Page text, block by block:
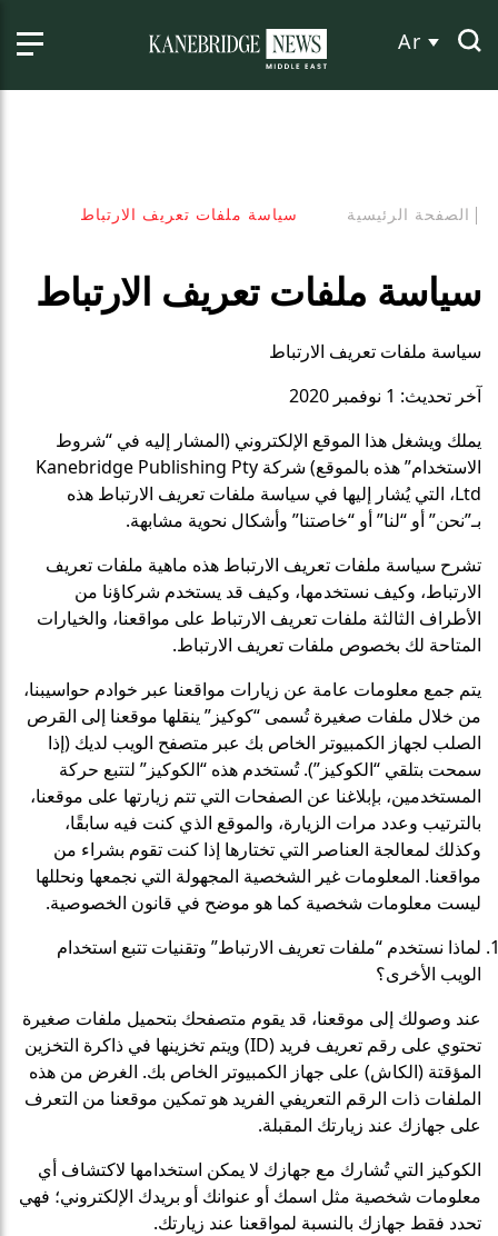
Ar
الصفحة الرئيسية سياسة ملفات تعريف الارتباط
سياسة ملفات تعريف الارتباط
سياسة ملفات تعريف الارتباط
آخر تحديث: 1 نوفمبر 2020
يملك ويشغل هذا الموقع الإلكتروني (المشار إليه في “شروط
الاستخدام” هذه بالموقع) شركة Kanebridge Publishing Pty
Ltd، التي يُشار إليها في سياسة ملفات تعريف الارتباط هذه
بـ”نحن” أو “لنا” أو “خاصتنا” وأشكال نحوية مشابهة.
تشرح سياسة ملفات تعريف الارتباط هذه ماهية ملفات تعريف
الارتباط، وكيف نستخدمها، وكيف قد يستخدم شركاؤنا من
الأطراف الثالثة ملفات تعريف الارتباط على مواقعنا، والخيارات
المتاحة لك بخصوص ملفات تعريف الارتباط.
يتم جمع معلومات عامة عن زيارات مواقعنا عبر خوادم حواسيبنا،
من خلال ملفات صغيرة تُسمى “كوكيز” ينقلها موقعنا إلى القرص
الصلب لجهاز الكمبيوتر الخاص بك عبر متصفح الويب لديك (إذا
سمحت بتلقي “الكوكيز”). تُستخدم هذه “الكوكيز” لتتبع حركة
المستخدمين، بإبلاغنا عن الصفحات التي تتم زيارتها على موقعنا،
بالترتيب وعدد مرات الزيارة، والموقع الذي كنت فيه سابقًا،
وكذلك لمعالجة العناصر التي تختارها إذا كنت تقوم بشراء من
مواقعنا. المعلومات غير الشخصية المجهولة التي نجمعها ونحللها
ليست معلومات شخصية كما هو موضح في قانون الخصوصية.
لماذا نستخدم “ملفات تعريف الارتباط” وتقنيات تتبع استخدام
الويب الأخرى؟
عند وصولك إلى موقعنا، قد يقوم متصفحك بتحميل ملفات صغيرة
تحتوي على رقم تعريف فريد (ID) ويتم تخزينها في ذاكرة التخزين
المؤقتة (الكاش) على جهاز الكمبيوتر الخاص بك. الغرض من هذه
الملفات ذات الرقم التعريفي الفريد هو تمكين موقعنا من التعرف
على جهازك عند زيارتك المقبلة.
الكوكيز التي تُشارك مع جهازك لا يمكن استخدامها لاكتشاف أي
معلومات شخصية مثل اسمك أو عنوانك أو بريدك الإلكتروني؛ فهي
تحدد فقط جهازك بالنسبة لمواقعنا عند زيارتك.